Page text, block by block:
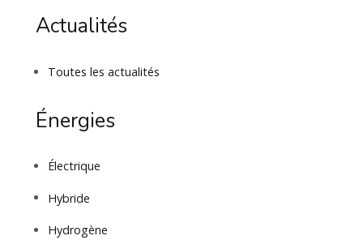
Actualités
Toutes les actualités
Énergies
Électrique
Hybride
Hydrogène